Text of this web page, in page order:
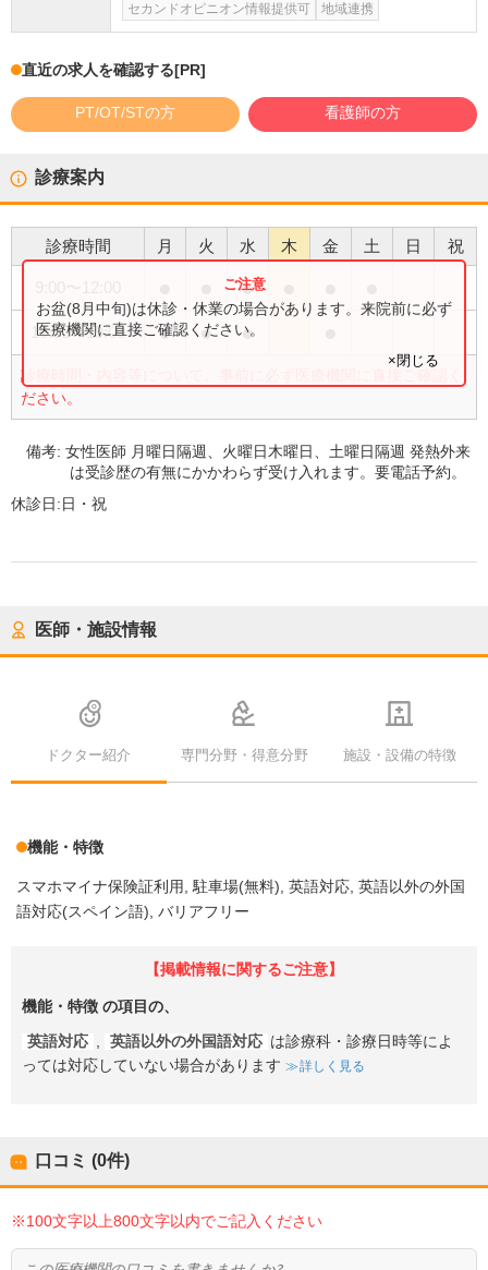
セカンドオピニオン情報提供可
地域連携
直近の求人を確認する[PR]
PT/OT/STの方 看護師の方
診療案内
診療時間 月 火 水 木 金 土 日 祝
●
16:00〜19:00 ● ● ●
診療時間・内容等について、事前に必ず医療機関に直接ご確認く
ださい。
お盆(8月中旬)は休診・休業の場合があります。来院前に必ず
医療機関に直接ご確認ください。
×閉じる
備考:女性医師 月曜日隔週、火曜日木曜日、土曜日隔週 発熱外来
は受診歴の有無にかかわらず受け入れます。要電話予約。
休診日:日・祝
医師・施設情報
ドクター紹介 専門分野・得意分野 施設・設備の特徴
機能・特徴
スマホマイナ保険証利用 駐車場(無料) 英語対応 英語以外の外国
語対応(スペイン語) バリアフリー
【掲載情報に関するご注意】
機能・特徴 の項目の、
英語対応 英語以外の外国語対応 は診療科・診療日時等によ
っては対応していない場合があります
詳しく見る
口コミ (0件)
※100文字以上800文字以内でご記入ください